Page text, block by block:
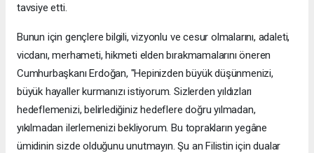
tavsiye etti.
Bunun için gençlere bilgili, vizyonlu ve cesur olmalarını, adaleti,
vicdanı, merhameti, hikmeti elden bırakmamalarını öneren
Cumhurbaşkanı Erdoğan, "Hepinizden büyük düşünmenizi,
büyük hayaller kurmanızı istiyorum. Sizlerden yıldızları
hedeflemenizi, belirlediğiniz hedeflere doğru yılmadan,
yıkılmadan ilerlemenizi bekliyorum. Bu toprakların yegâne
ümidinin sizde olduğunu unutmayın. Şu an Filistin için dualar